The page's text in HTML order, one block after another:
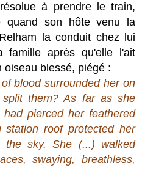
à prendre le train,
quand son hôte venu la
la conduit chez lui
familleaprès qu'elle l'ait
oiseau blessé, piégé :
blood surrounded her on
them? As far as she
pierced her feathered
station roof protected her
the sky. She (...) walked
swaying, breathless,